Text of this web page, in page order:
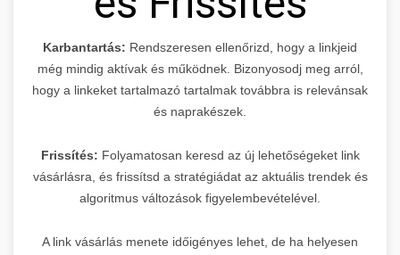
Karbantartás: Rendszeresen ellenőrizd, hogy a linkjeid
még mindig aktívak és működnek. Bizonyosodj meg arról,
hogy a linkeket tartalmazó tartalmak továbbra is relevánsak
és naprakészek.
Frissítés: Folyamatosan keresd az új lehetőségeket link
vásárlásra, és frissítsd a stratégiádat az aktuális trendek és
algoritmus változások figyelembevételével.
A link vásárlás menete időigényes lehet, de ha helyesen